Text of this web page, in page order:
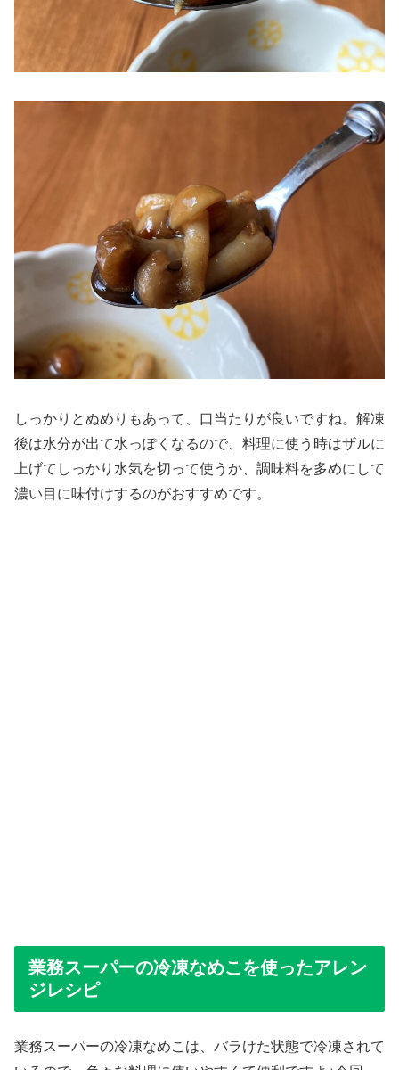
しっかりとぬめりもあって、口当たりが良いですね。解凍
後は水分が出て水っぽくなるので、料理に使う時はザルに
上げてしっかり水気を切って使うか、調味料を多めにして
濃い目に味付けするのがおすすめです。
業務スーパーの冷凍なめこを使ったアレン
ジレシピ
業務スーパーの冷凍なめこは、バラけた状態で冷凍されて